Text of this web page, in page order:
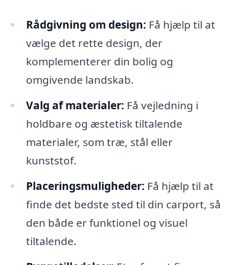
Rådgivning om design: Få hjælp til at
vælge det rette design, der
komplementerer din bolig og
omgivende landskab.
Valg af materialer: Få vejledning i
holdbare og æstetisk tiltalende
materialer, som træ, stål eller
kunststof.
Placeringsmuligheder: Få hjælp til at
finde det bedste sted til din carport, så
den både er funktionel og visuel
tiltalende.